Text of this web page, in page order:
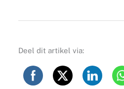
Deel dit artikel via: